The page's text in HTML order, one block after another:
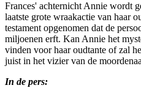
Frances' achternicht Annie wordt
laatste grote wraakactie van haar
testament opgenomen dat de
miljoenen erft. Kan Annie het
vinden voor haar oudtante of zal
juist in het vizier van de
In de pers: